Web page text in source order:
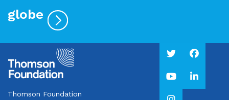
globe
Thomson Foundation